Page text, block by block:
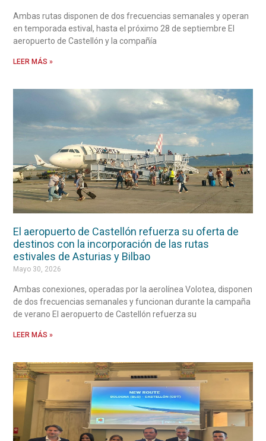
Ambas rutas disponen de dos frecuencias semanales y operan
en temporada estival, hasta el próximo 28 de septiembre El
aeropuerto de Castellón y la compañía
LEER MÁS »
El aeropuerto de Castellón refuerza su oferta de
destinos con la incorporación de las rutas
estivales de Asturias y Bilbao
Mayo 30, 2026
Ambas conexiones, operadas por la aerolínea Volotea, disponen
de dos frecuencias semanales y funcionan durante la campaña
de verano El aeropuerto de Castellón refuerza su
LEER MÁS »